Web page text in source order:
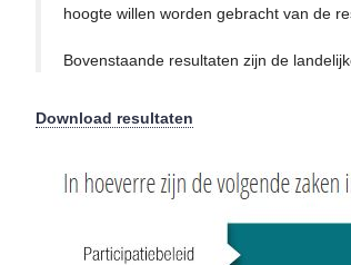
hoogte willen worden gebracht van de
Bovenstaande resultaten zijn de
Download resultaten